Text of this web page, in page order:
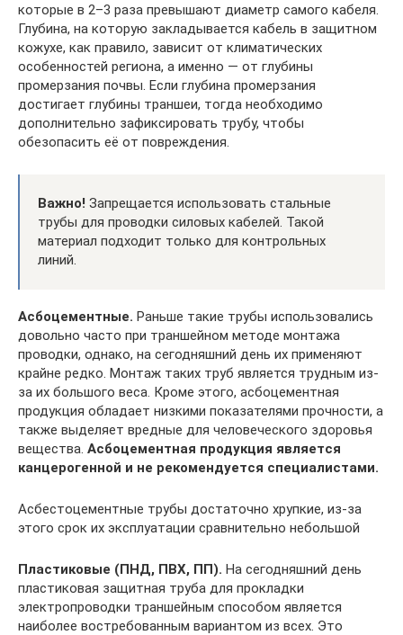
которые в 2–3 раза превышают диаметр самого кабеля.
Глубина, на которую закладывается кабель в защитном
кожухе, как правило, зависит от климатических
особенностей региона, а именно — от глубины
промерзания почвы. Если глубина промерзания
достигает глубины траншеи, тогда необходимо
дополнительно зафиксировать трубу, чтобы
обезопасить её от повреждения.
Важно! Запрещается использовать стальные
трубы для проводки силовых кабелей. Такой
материал подходит только для контрольных
линий.
Асбоцементные. Раньше такие трубы использовались
довольно часто при траншейном методе монтажа
проводки, однако, на сегодняшний день их применяют
крайне редко. Монтаж таких труб является трудным из-
за их большого веса. Кроме этого, асбоцементная
продукция обладает низкими показателями прочности, а
также выделяет вредные для человеческого здоровья
вещества. Асбоцементная продукция является
канцерогенной и не рекомендуется специалистами.
Асбестоцементные трубы достаточно хрупкие, из-за
этого срок их эксплуатации сравнительно небольшой
Пластиковые (ПНД, ПВХ, ПП). На сегодняшний день
пластиковая защитная труба для прокладки
электропроводки траншейным способом является
наиболее востребованным вариантом из всех. Это